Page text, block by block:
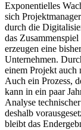
Exponentielles
sich
durch die
das
erzeugen eine
Unternehmen.
einem Projekt auch
Auch ein Prozess,
kann in ein paar
Analyse
deshalb
bleibt das